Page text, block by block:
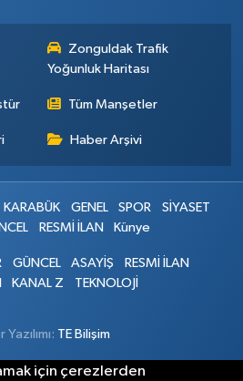
Zonguldak Trafik
Yoğunluk Haritası
Tüm Manşetler
Haber Arşivi
KARABÜK GENEL SPOR
SİYASET
RESMİ İLAN Künye
GÜNCEL ASAYİŞ
RESMİ İLAN
KANAL Z TEKNOLOJİ
TE Bilişim
için çerezlerden